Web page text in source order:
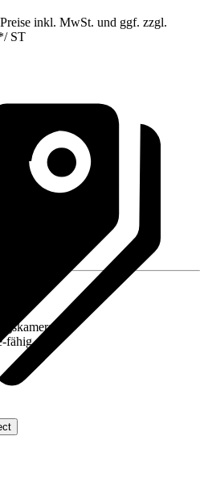
inkl. MwSt. und ggf. zzgl.
/ ST
fähig